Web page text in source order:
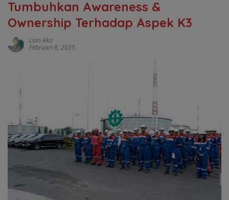
Tumbuhkan Awareness &
Ownership Terhadap Aspek K3
Lian Aka
Februari 6, 2025